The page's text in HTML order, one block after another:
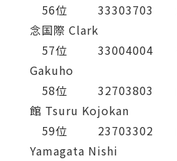
56位 33303703 大
念国際 Clark
57位 33004004
Gakuho
58位 32703803 山
館 Tsuru Kojokan
59位 23703302 山
Yamagata Nishi